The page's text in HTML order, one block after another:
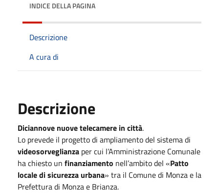
INDICE DELLA PAGINA
Descrizione
A cura di
Descrizione
Diciannove nuove telecamere in città.
Lo prevede il progetto di ampliamento del sistema di
videosorveglianza per cui l’Amministrazione Comunale
ha chiesto un finanziamento nell’ambito del «Patto
locale di sicurezza urbana» tra il Comune di Monza e la
Prefettura di Monza e Brianza.